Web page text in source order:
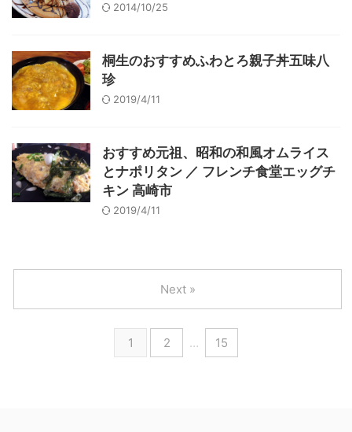
2014/10/25
桐生のおすすめふわとろ親子丼五味八
珍
2019/4/11
おすすめ元祖、昭和の和風オムライス
とナポリタン ／ フレンチ食堂エッグチ
キン 高崎市
2019/4/11
1 2 … 15
Next »